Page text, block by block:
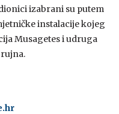
izabrani su putem
instalacije kojeg
Musagetes i udruga